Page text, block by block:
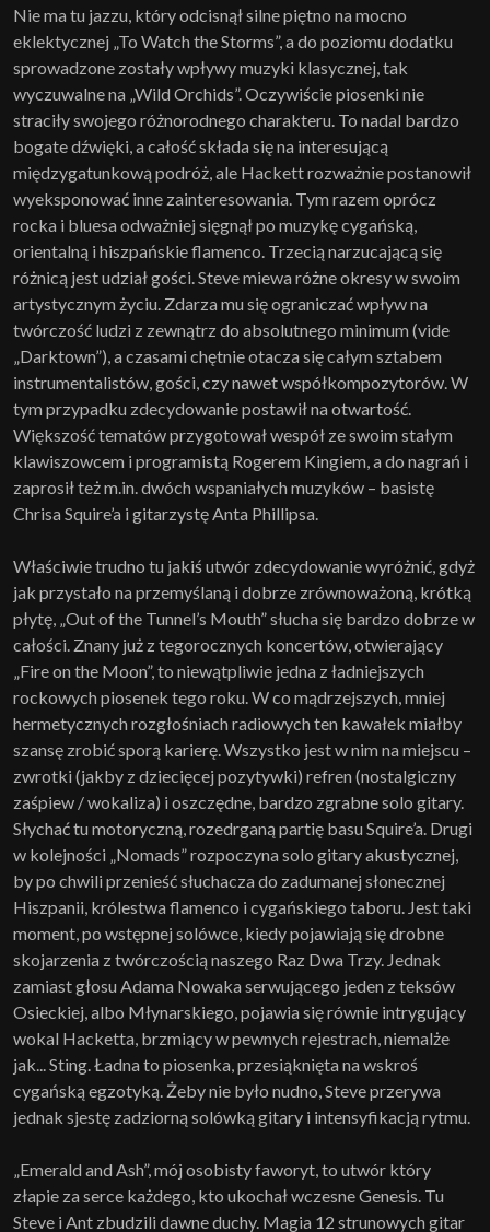
Nie ma tu jazzu, który odcisnął silne piętno na mocno
eklektycznej „To Watch the Storms”, a do poziomu dodatku
sprowadzone zostały wpływy muzyki klasycznej, tak
wyczuwalne na „Wild Orchids”. Oczywiście piosenki nie
straciły swojego różnorodnego charakteru. To nadal bardzo
bogate dźwięki, a całość składa się na interesującą
międzygatunkową podróż, ale Hackett rozważnie postanowił
wyeksponować inne zainteresowania. Tym razem oprócz
rocka i bluesa odważniej sięgnął po muzykę cygańską,
orientalną i hiszpańskie flamenco. Trzecią narzucającą się
różnicą jest udział gości. Steve miewa różne okresy w swoim
artystycznym życiu. Zdarza mu się ograniczać wpływ na
twórczość ludzi z zewnątrz do absolutnego minimum (vide
„Darktown”), a czasami chętnie otacza się całym sztabem
instrumentalistów, gości, czy nawet współkompozytorów. W
tym przypadku zdecydowanie postawił na otwartość.
Większość tematów przygotował wespół ze swoim stałym
klawiszowcem i programistą Rogerem Kingiem, a do nagrań i
zaprosił też m.in. dwóch wspaniałych muzyków – basistę
Chrisa Squire’a i gitarzystę Anta Phillipsa.
Właściwie trudno tu jakiś utwór zdecydowanie wyróżnić, gdyż
jak przystało na przemyślaną i dobrze zrównoważoną, krótką
płytę, „Out of the Tunnel’s Mouth” słucha się bardzo dobrze w
całości. Znany już z tegorocznych koncertów, otwierający
„Fire on the Moon”, to niewątpliwie jedna z ładniejszych
rockowych piosenek tego roku. W co mądrzejszych, mniej
hermetycznych rozgłośniach radiowych ten kawałek miałby
szansę zrobić sporą karierę. Wszystko jest w nim na miejscu –
zwrotki (jakby z dziecięcej pozytywki) refren (nostalgiczny
zaśpiew / wokaliza) i oszczędne, bardzo zgrabne solo gitary.
Słychać tu motoryczną, rozedrganą partię basu Squire’a. Drugi
w kolejności „Nomads” rozpoczyna solo gitary akustycznej,
by po chwili przenieść słuchacza do zadumanej słonecznej
Hiszpanii, królestwa flamenco i cygańskiego taboru. Jest taki
moment, po wstępnej solówce, kiedy pojawiają się drobne
skojarzenia z twórczością naszego Raz Dwa Trzy. Jednak
zamiast głosu Adama Nowaka serwującego jeden z teksów
Osieckiej, albo Młynarskiego, pojawia się równie intrygujący
wokal Hacketta, brzmiący w pewnych rejestrach, niemalże
jak... Sting. Ładna to piosenka, przesiąknięta na wskroś
cygańską egzotyką. Żeby nie było nudno, Steve przerywa
jednak sjestę zadziorną solówką gitary i intensyfikacją rytmu.
„Emerald and Ash”, mój osobisty faworyt, to utwór który
złapie za serce każdego, kto ukochał wczesne Genesis. Tu
Steve i Ant zbudzili dawne duchy. Magia 12 strunowych gitar